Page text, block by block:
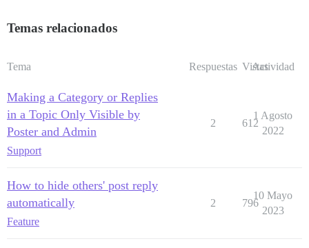
Temas relacionados
Tema Respuestas Vistas
Actividad
Making a Category or Replies
in a Topic Only Visible by
Poster and Admin
Support
2 612
1 Agosto
2022
How to hide others' post reply
automatically
Feature
2 796
10 Mayo
2023